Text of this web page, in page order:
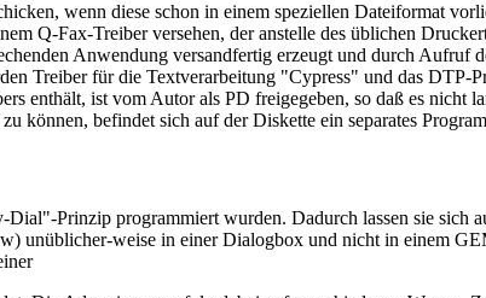
wenn diese schon in einem speziellen Dateiformat
Q-Fax-Treiber versehen, der anstelle des üblichen
Anwendung versandfertig erzeugt und durch Aufruf
Treiber für die Textverarbeitung "Cypress" und das
enthält, ist vom Autor als PD freigegeben, so daß es
können, befindet sich auf der Diskette ein separates
Prinzip programmiert wurden. Dadurch lassen sie
unüblicher-weise in einer Dialogbox und nicht in einem